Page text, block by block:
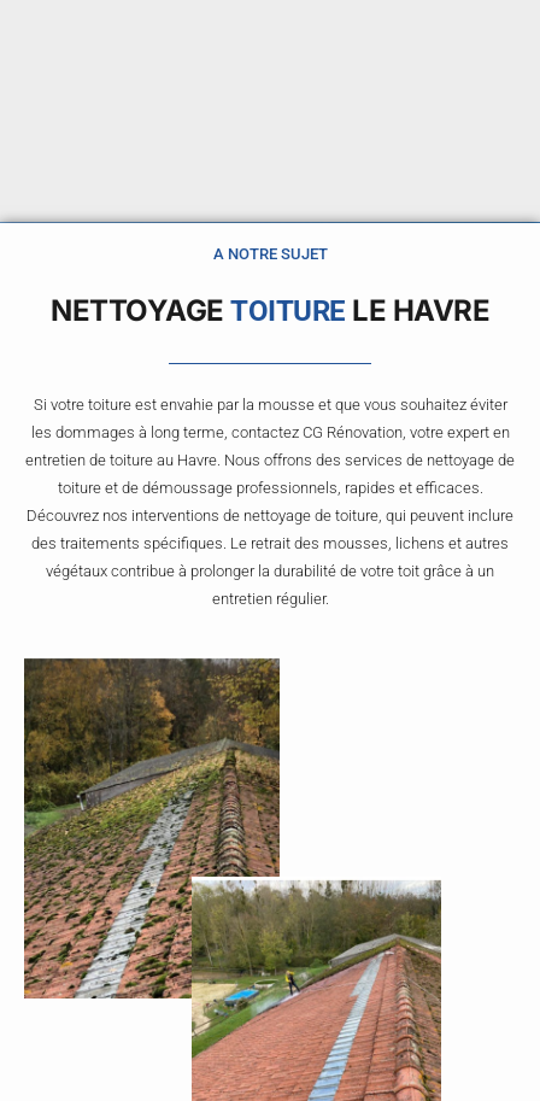
A NOTRE SUJET
NETTOYAGE TOITURE LE HAVRE
Si votre toiture est envahie par la mousse et que vous souhaitez éviter
les dommages à long terme, contactez CG Rénovation, votre expert en
entretien de toiture au Havre. Nous offrons des services de nettoyage de
toiture et de démoussage professionnels, rapides et efficaces.
Découvrez nos interventions de nettoyage de toiture, qui peuvent inclure
des traitements spécifiques. Le retrait des mousses, lichens et autres
végétaux contribue à prolonger la durabilité de votre toit grâce à un
entretien régulier.